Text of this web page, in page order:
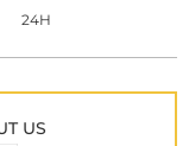
24H
US